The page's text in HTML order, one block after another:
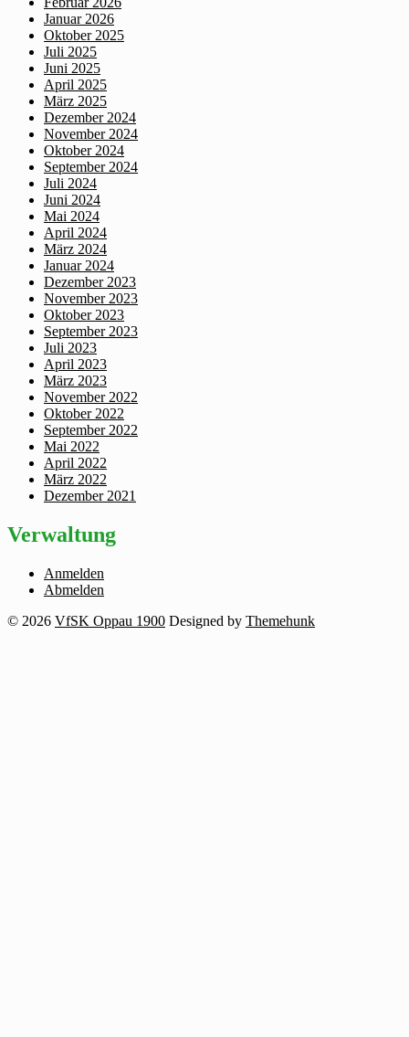
Januar 2026
Oktober 2025
Juli 2025
Juni 2025
April 2025
März 2025
Dezember 2024
November 2024
Oktober 2024
September 2024
Juli 2024
Juni 2024
Mai 2024
April 2024
März 2024
Januar 2024
Dezember 2023
November 2023
Oktober 2023
September 2023
Juli 2023
April 2023
März 2023
November 2022
Oktober 2022
September 2022
Mai 2022
April 2022
März 2022
Dezember 2021
Verwaltung
Anmelden
Abmelden
© 2026 VfSK Oppau 1900 Designed by Themehunk